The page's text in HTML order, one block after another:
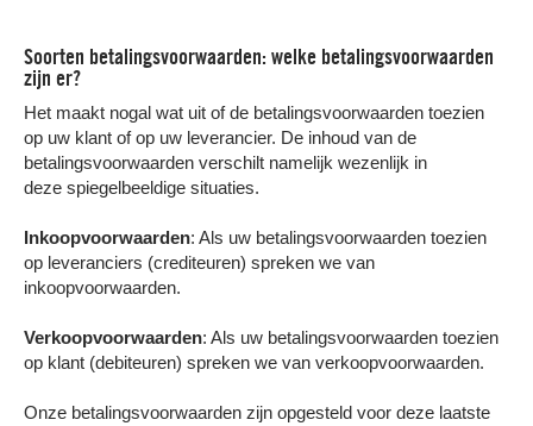
Soorten betalingsvoorwaarden: welke betalingsvoorwaarden
zijn er?
Het maakt nogal wat uit of de betalingsvoorwaarden toezien
op uw klant of op uw leverancier. De inhoud van de
betalingsvoorwaarden verschilt namelijk wezenlijk in
deze spiegelbeeldige situaties.
Inkoopvoorwaarden: Als uw betalingsvoorwaarden toezien
op leveranciers (crediteuren) spreken we van
inkoopvoorwaarden.
Verkoopvoorwaarden: Als uw betalingsvoorwaarden toezien
op klant (debiteuren) spreken we van verkoopvoorwaarden.
Onze betalingsvoorwaarden zijn opgesteld voor deze laatste